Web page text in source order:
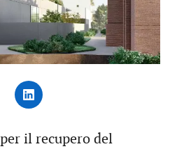
il recupero del